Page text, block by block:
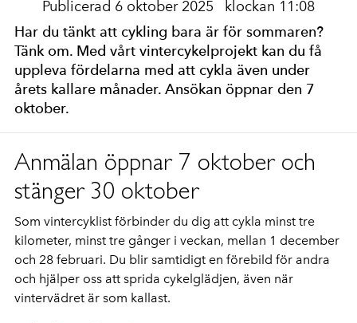
Publicerad 6 oktober 2025 klockan 11:08
Har du tänkt att cykling bara är för sommaren?
Tänk om. Med vårt vintercykelprojekt kan du få
uppleva fördelarna med att cykla även under
årets kallare månader. Ansökan öppnar den 7
oktober.
Anmälan öppnar 7 oktober och
stänger 30 oktober
Som vintercyklist förbinder du dig att cykla minst tre
kilometer, minst tre gånger i veckan, mellan 1 december
och 28 februari. Du blir samtidigt en förebild för andra
och hjälper oss att sprida cykelglädjen, även när
vintervädret är som kallast.